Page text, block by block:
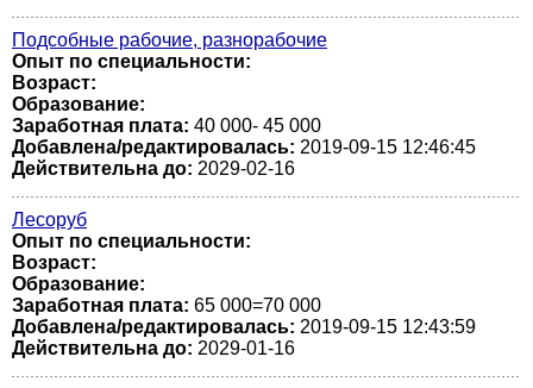
Подсобные рабочие, разнорабочие
Опыт по специальности:
Возраст:
Образование:
Заработная плата: 40 000- 45 000
Добавлена/редактировалась: 2019-09-15 12:46:45
Действительна до: 2029-02-16
Лесоруб
Опыт по специальности:
Возраст:
Образование:
Заработная плата: 65 000=70 000
Добавлена/редактировалась: 2019-09-15 12:43:59
Действительна до: 2029-01-16